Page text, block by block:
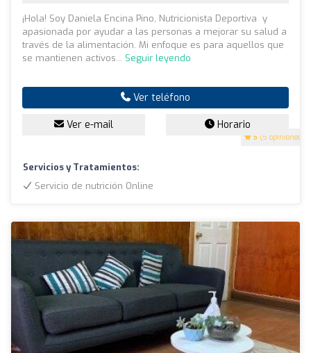
5 (5 opiniones)
¡Hola! Soy Daniela Encina Pino, Nutricionista Deportiva y
apasionada por ayudar a las personas a mejorar su salud a
través de la alimentación. Mi enfoque es para aquellos que
se mantienen activos... Seguir leyendo
Ver teléfono
Ver e-mail Horario
Servicios y Tratamientos:
Servicio de nutrición Online